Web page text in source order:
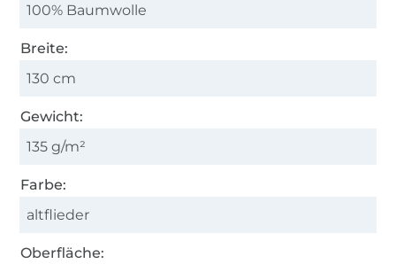
100% Baumwolle
Breite:
130 cm
Gewicht:
135 g/m²
Farbe:
altflieder
Oberfläche: